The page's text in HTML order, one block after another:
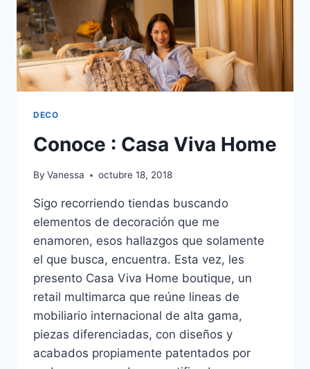
DECO
Conoce : Casa Viva Home
By Vanessa octubre 18, 2018
Sigo recorriendo tiendas buscando
elementos de decoración que me
enamoren, esos hallazgos que solamente
el que busca, encuentra. Esta vez, les
presento Casa Viva Home boutique, un
retail multimarca que reúne lineas de
mobiliario internacional de alta gama,
piezas diferenciadas, con diseños y
acabados propiamente patentados por